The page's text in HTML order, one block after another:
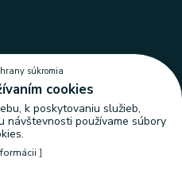
súkromia
cookies
k poskytovaniu služieb,
návštevnosti používame súbory
]